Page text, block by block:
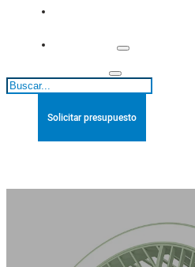
Buscar
Solicitar presupuesto